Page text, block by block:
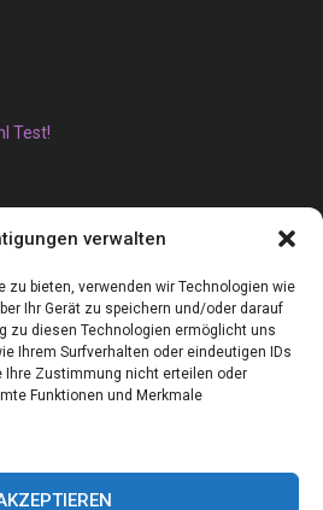
verwalten
zu bieten, verwenden wir Technologien wie
Ihr Gerät zu speichern und/oder darauf
zu diesen Technologien ermöglicht uns
Ihrem Surfverhalten oder eindeutigen IDs
Ihre Zustimmung nicht erteilen oder
Funktionen und Merkmale
Test!
Camper Isolierung für Wohnmobile